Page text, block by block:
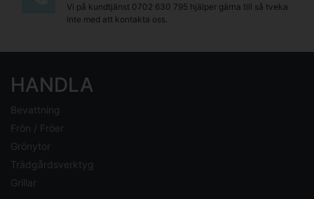
Vi på kundtjänst 0702 630 795 hjälper gärna till så tveka
inte med att kontakta oss.
HANDLA
Bevattning
Frön / Fröer
Grönytor
Trädgårdsverktyg
Grillar